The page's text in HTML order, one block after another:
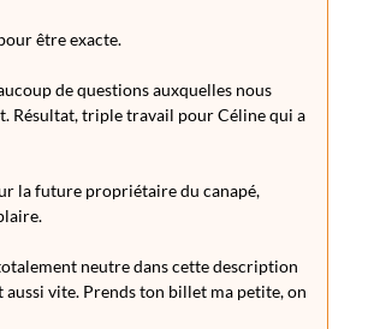
être exacte.
de questions auxquelles nous
Résultat, triple travail pour Céline qui a
la future propriétaire du canapé,
neutre dans cette description
vite. Prends ton billet ma petite, on